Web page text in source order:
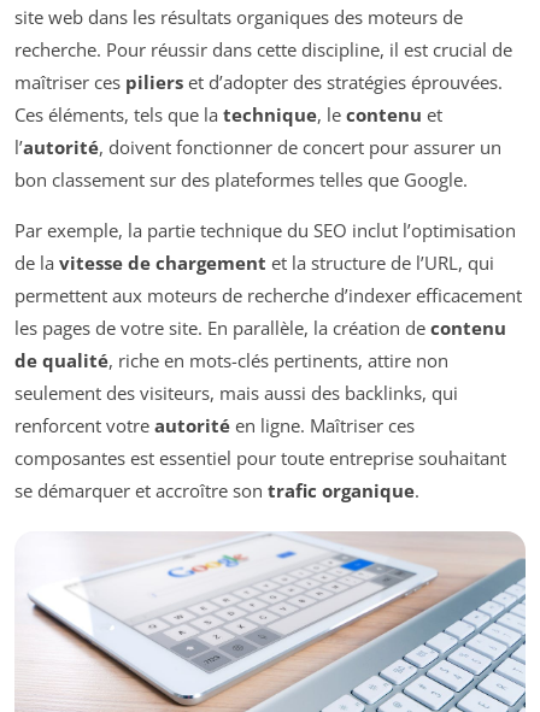
site web dans les résultats organiques des moteurs de
recherche. Pour réussir dans cette discipline, il est crucial de
maîtriser ces piliers et d’adopter des stratégies éprouvées.
Ces éléments, tels que la technique, le contenu et
l’autorité, doivent fonctionner de concert pour assurer un
bon classement sur des plateformes telles que Google.
Par exemple, la partie technique du SEO inclut l’optimisation
de la vitesse de chargement et la structure de l’URL, qui
permettent aux moteurs de recherche d’indexer efficacement
les pages de votre site. En parallèle, la création de contenu
de qualité, riche en mots-clés pertinents, attire non
seulement des visiteurs, mais aussi des backlinks, qui
renforcent votre autorité en ligne. Maîtriser ces
composantes est essentiel pour toute entreprise souhaitant
se démarquer et accroître son trafic organique.